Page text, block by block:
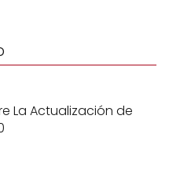
La Actualización de